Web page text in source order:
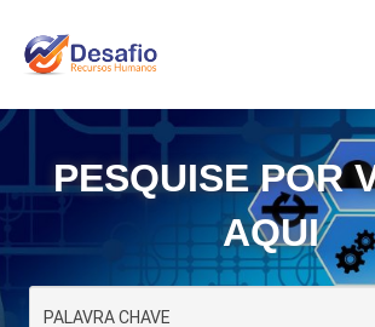
PESQUISE POR
AQUI